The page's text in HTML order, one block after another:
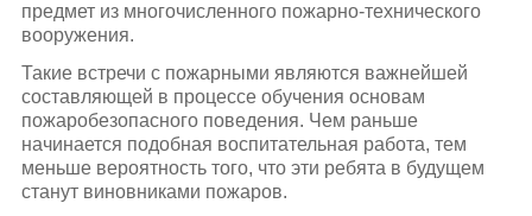
предмет из многочисленного пожарно-технического
вооружения.
Такие встречи с пожарными являются важнейшей
составляющей в процессе обучения основам
пожаробезопасного поведения. Чем раньше
начинается подобная воспитательная работа, тем
меньше вероятность того, что эти ребята в будущем
станут виновниками пожаров.